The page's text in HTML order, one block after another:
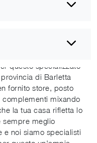
questo specializzato
di Barletta
fornito store, posto
mixando
la tua casa rifletta lo
sempre meglio
e noi siamo specialisti